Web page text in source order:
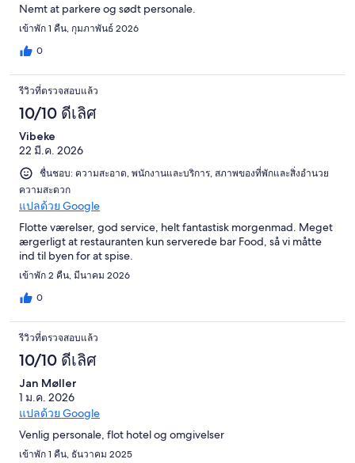
Nemt at parkere og sødt personale.
เข้าพัก 1 คืน, กุมภาพันธ์ 2026
0
รีวิวที่ตรวจสอบแล้ว
10/10 ดีเลิศ
Vibeke
22 มี.ค. 2026
ชื่นชอบ: ความสะอาด, พนักงานและบริการ, สภาพของที่พักและสิ่งอำนวย
ความสะดวก
แปลด้วย Google
Flotte værelser, god service, helt fantastisk morgenmad. Meget
ærgerligt at restauranten kun serverede bar Food, så vi måtte
ind til byen for at spise.
เข้าพัก 2 คืน, มีนาคม 2026
0
รีวิวที่ตรวจสอบแล้ว
10/10 ดีเลิศ
Jan Møller
1 ม.ค. 2026
แปลด้วย Google
Venlig personale, flot hotel og omgivelser
เข้าพัก 1 คืน, ธันวาคม 2025